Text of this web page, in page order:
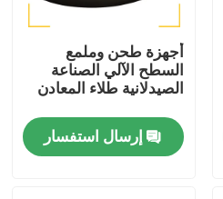
أجهزة طحن وملمع
السطح الآلي الصناعة
الصيدلانية طلاء المعادن
إرسال استفسار